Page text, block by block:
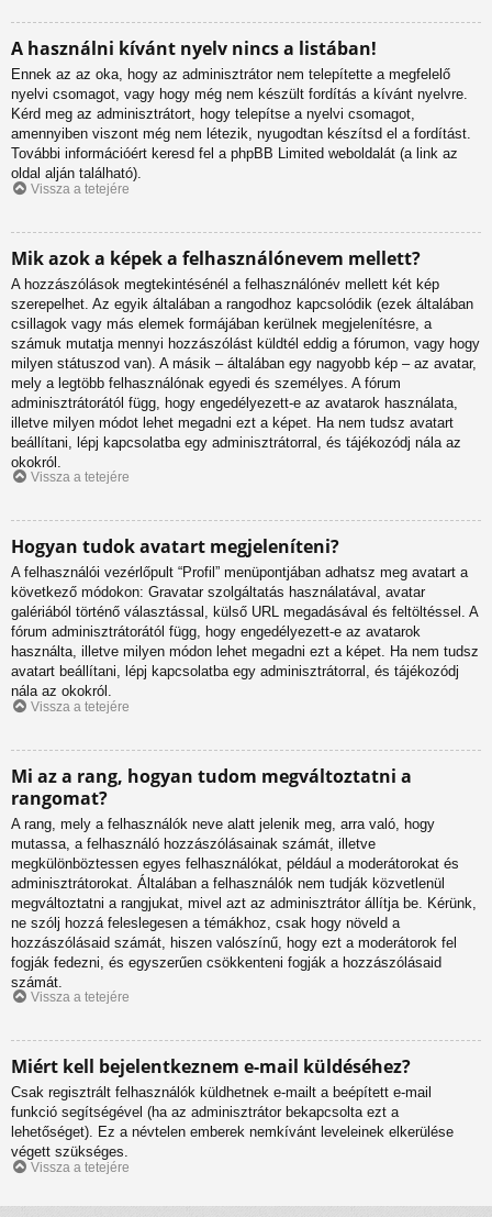
A használni kívánt nyelv nincs a listában!
Ennek az az oka, hogy az adminisztrátor nem telepítette a megfelelő
nyelvi csomagot, vagy hogy még nem készült fordítás a kívánt nyelvre.
Kérd meg az adminisztrátort, hogy telepítse a nyelvi csomagot,
amennyiben viszont még nem létezik, nyugodtan készítsd el a fordítást.
További információért keresd fel a phpBB Limited weboldalát (a link az
oldal alján található).
Vissza a tetejére
Mik azok a képek a felhasználónevem mellett?
A hozzászólások megtekintésénél a felhasználónév mellett két kép
szerepelhet. Az egyik általában a rangodhoz kapcsolódik (ezek általában
csillagok vagy más elemek formájában kerülnek megjelenítésre, a
számuk mutatja mennyi hozzászólást küldtél eddig a fórumon, vagy hogy
milyen státuszod van). A másik – általában egy nagyobb kép – az avatar,
mely a legtöbb felhasználónak egyedi és személyes. A fórum
adminisztrátorától függ, hogy engedélyezett-e az avatarok használata,
illetve milyen módot lehet megadni ezt a képet. Ha nem tudsz avatart
beállítani, lépj kapcsolatba egy adminisztrátorral, és tájékozódj nála az
okokról.
Vissza a tetejére
Hogyan tudok avatart megjeleníteni?
A felhasználói vezérlőpult “Profil” menüpontjában adhatsz meg avatart a
következő módokon: Gravatar szolgáltatás használatával, avatar
galériából történő választással, külső URL megadásával és feltöltéssel. A
fórum adminisztrátorától függ, hogy engedélyezett-e az avatarok
használta, illetve milyen módon lehet megadni ezt a képet. Ha nem tudsz
avatart beállítani, lépj kapcsolatba egy adminisztrátorral, és tájékozódj
nála az okokról.
Vissza a tetejére
Mi az a rang, hogyan tudom megváltoztatni a
rangomat?
A rang, mely a felhasználók neve alatt jelenik meg, arra való, hogy
mutassa, a felhasználó hozzászólásainak számát, illetve
megkülönböztessen egyes felhasználókat, például a moderátorokat és
adminisztrátorokat. Általában a felhasználók nem tudják közvetlenül
megváltoztatni a rangjukat, mivel azt az adminisztrátor állítja be. Kérünk,
ne szólj hozzá feleslegesen a témákhoz, csak hogy növeld a
hozzászólásaid számát, hiszen valószínű, hogy ezt a moderátorok fel
fogják fedezni, és egyszerűen csökkenteni fogják a hozzászólásaid
számát.
Vissza a tetejére
Miért kell bejelentkeznem e-mail küldéséhez?
Csak regisztrált felhasználók küldhetnek e-mailt a beépített e-mail
funkció segítségével (ha az adminisztrátor bekapcsolta ezt a
lehetőséget). Ez a névtelen emberek nemkívánt leveleinek elkerülése
végett szükséges.
Vissza a tetejére